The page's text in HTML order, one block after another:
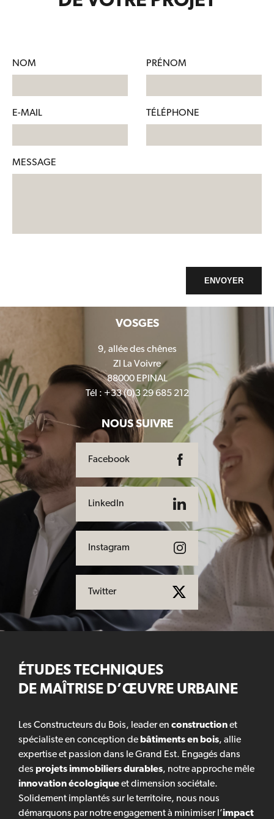
NOM PRÉNOM
E-MAIL TÉLÉPHONE
MESSAGE
ENVOYER
VOSGES
9, allée des chênes
ZI La Voivre
88000 EPINAL
Tél : +33 (0)3 29 685 212
NOUS SUIVRE
Facebook
LinkedIn
Instagram
Twitter
ÉTUDES TECHNIQUES
DE MAÎTRISE D’ŒUVRE URBAINE
Les Constructeurs du Bois, leader en constructionet
spécialiste en conception de bâtiments en bois, allie
expertise et passion dans le Grand Est. Engagés dans
des projets immobiliers durables, notre approche mêle
innovation écologiqueet dimension sociétale.
Solidement implantés sur le territoire, nous nous
démarquons par notre engagement à minimiser l’impact